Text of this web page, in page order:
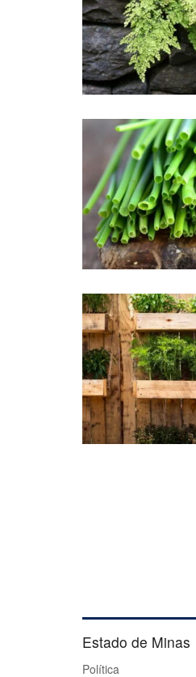
Estado de Minas
Política